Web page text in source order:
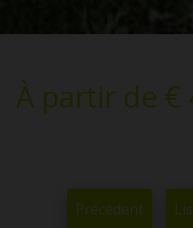
À partir de €
Précédent